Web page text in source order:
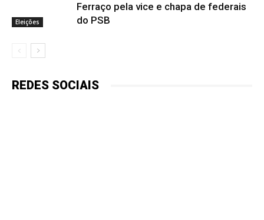
Eleições
Ferraço pela vice e chapa de federais
do PSB
REDES SOCIAIS